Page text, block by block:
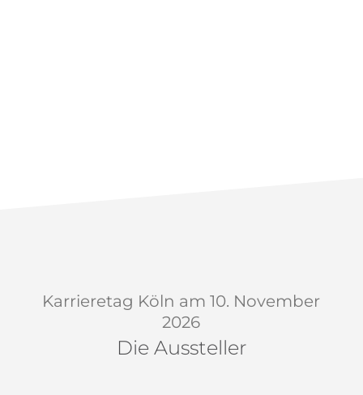
Karrieretag Köln am 10. November
2026
Die Aussteller